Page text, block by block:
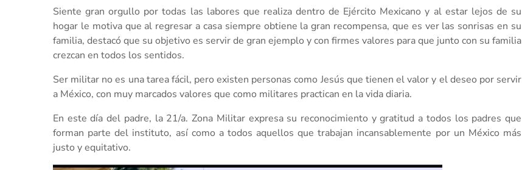
Siente gran orgullo por todas las labores que realiza dentro de Ejército Mexicano y al estar lejos de su
hogar le motiva que al regresar a casa siempre obtiene la gran recompensa, que es ver las sonrisas en su
familia, destacó que su objetivo es servir de gran ejemplo y con firmes valores para que junto con su familia
crezcan en todos los sentidos.
Ser militar no es una tarea fácil, pero existen personas como Jesús que tienen el valor y el deseo por servir
a México, con muy marcados valores que como militares practican en la vida diaria.
En este día del padre, la 21/a. Zona Militar expresa su reconocimiento y gratitud a todos los padres que
forman parte del instituto, así como a todos aquellos que trabajan incansablemente por un México más
justo y equitativo.